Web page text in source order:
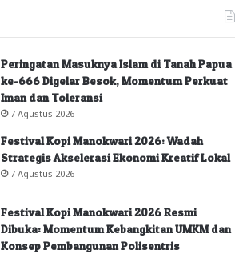
Peringatan Masuknya Islam di Tanah Papua
ke-666 Digelar Besok, Momentum Perkuat
Iman dan Toleransi
7 Agustus 2026
Festival Kopi Manokwari 2026: Wadah
Strategis Akselerasi Ekonomi Kreatif Lokal
7 Agustus 2026
Festival Kopi Manokwari 2026 Resmi
Dibuka: Momentum Kebangkitan UMKM dan
Konsep Pembangunan Polisentris